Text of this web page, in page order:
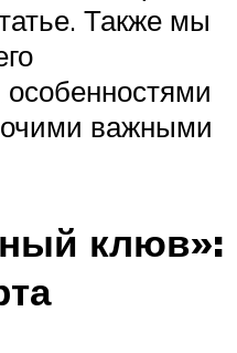
Также мы
особенностями
важными
клюв»: